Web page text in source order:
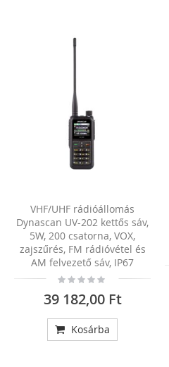
VHF/UHF rádióállomás
Dynascan UV-202 kettős sáv,
5W, 200 csatorna, VOX,
zajszűrés, FM rádióvétel és
AM felvezető sáv, IP67
Rating:
0%
39 182,00 Ft
Kosárba